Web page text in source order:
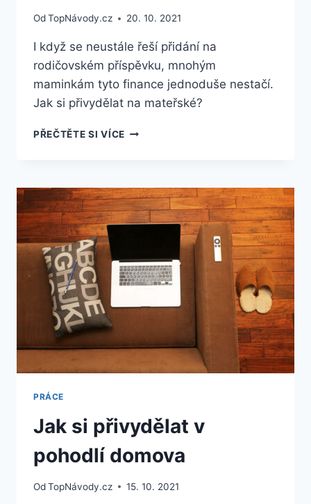
OdTopNávody.cz 20. 10. 2021
I když se neustále řeší přidání na
rodičovském příspěvku, mnohým
maminkám tyto finance jednoduše nestačí.
Jak si přivydělat na mateřské?
PŘEČTĚTE SI VÍCEJAK
MATEŘSKÉ?
PRÁCE
Jak si přivydělat v
pohodlí domova
OdTopNávody.cz 15. 10. 2021